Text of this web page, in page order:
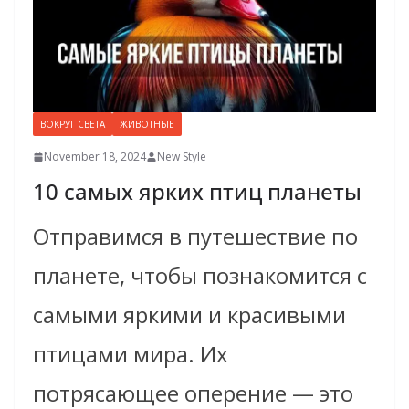
ВОКРУГ СВЕТА ЖИВОТНЫЕ
November 18, 2024 New Style
10 самых ярких птиц планеты
Отправимся в путешествие по
планете, чтобы познакомится с
самыми яркими и красивыми
птицами мира. Их
потрясающее оперение — это